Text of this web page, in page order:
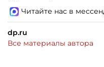
Читайте нас в
dp.ru
Все материалы автора